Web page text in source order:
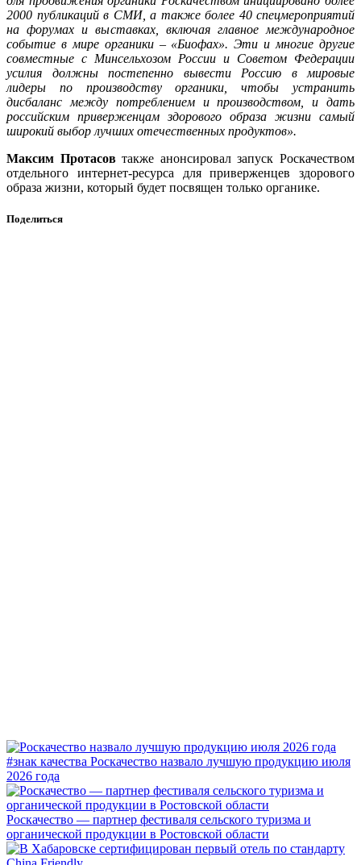
2000 публикаций в СМИ, а также более 40 спецмероприятий
на форумах и выставках, включая главное международное
событие в мире органики – «Биофах». Эти и многие другие
совместные с Минсельхозом России и Советом Федерации
усилия должны постепенно вывести Россию в мировые
лидеры по производству органики, чтобы устранить
дисбаланс между потреблением и производством, и дать
российским приверженцам здорового образа жизни самый
широкий выбор лучших отечественных продуктов».
Максим Протасовтакже анонсировал запуск Роскачеством
отдельного интернет-ресурса для приверженцев здорового
образа жизни, который будет посвящен только органике.
Поделиться
#знак качества Роскачество назвало лучшую продукцию июля
2026 года
Роскачество — партнер фестиваля сельского туризма и
органической продукции в Ростовской области